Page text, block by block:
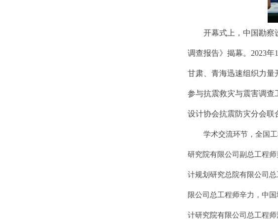
开幕式上，中国勘察
调查报告》揭幕。2023
甘肃、青海迅速组织力量
参与抗震救灾与震害调查
设计协会抗震防灾分会联
学术交流环节，全国
研究院有限公司副总工程
计规划研究总院有限公司
限公司总工程师辛力，中
计研究院有限公司总工程